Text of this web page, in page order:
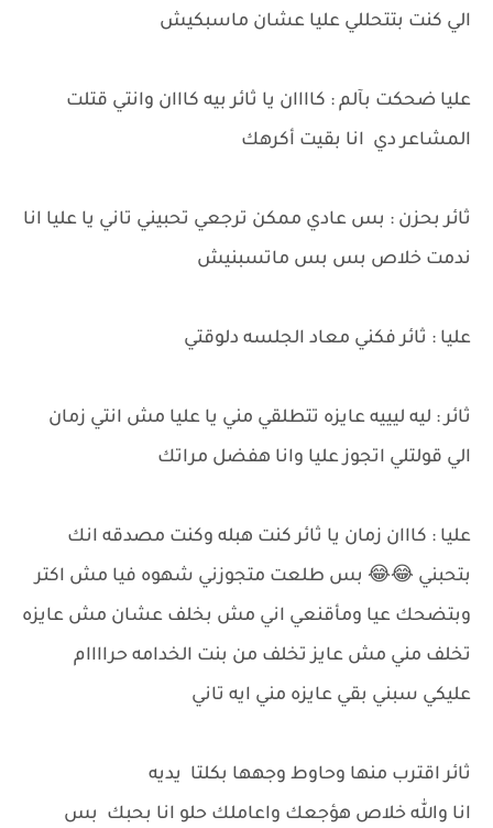
الي كنت بتتحللي عليا عشان ماسبكيش
عليا ضحكت بآلم : كاااان يا ثائر بيه كااان وانتي قتلت
المشاعر دي انا بقيت أكرهك
ثائر بحزن : بس عادي ممكن ترجعي تحبيني تاني يا عليا انا
ندمت خلاص بس بس ماتسبنيش
عليا : ثائر فكني معاد الجلسه دلوقتي
ثائر : ليه ليييه عايزه تتطلقي مني يا عليا مش انتي زمان
الي قولتلي اتجوز عليا وانا هفضل مراتك
عليا : كااان زمان يا ثائر كنت هبله وكنت مصدقه انك
بتحبني 😂😂 بس طلعت متجوزني شهوه فيا مش اكتر
وبتضحك عيا ومأقنعي اني مش بخلف عشان مش عايزه
تخلف مني مش عايز تخلف من بنت الخدامه حراااام
عليكي سبني بقي عايزه مني ايه تاني
ثائر اقترب منها وحاوط وجهها بكلتا يديه
انا والله خلاص هؤجعك واعاملك حلو انا بحبك بس